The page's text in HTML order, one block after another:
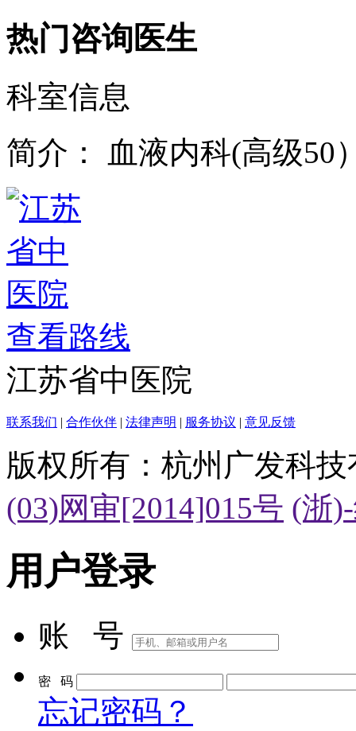
热门咨询医生
科室信息
简介：
血液内科(高级50
查看路线
江苏省中医院
联系我们 | 合作伙伴 | 法律声明 | 服务协议 | 意见反馈
版权所有：杭州广发科
(03)网审[2014]015号 (浙
用户登录
账 号
密 码
忘记密码？